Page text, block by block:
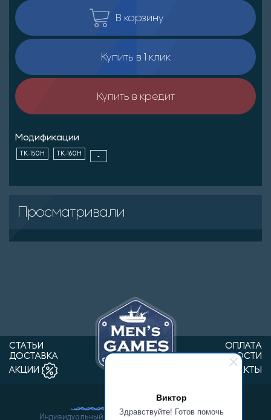
Виктор
Здравствуйте! Готов помочь
В корзину
Купить в 1 клик
Купить в кредит
Модификации
ТК-150Н ТК-160Н -
Просматривали
СТАТЬИ
ОПЛАТА
ДОСТАВКА
НОВОСТИ
АКЦИИ
КОНТАКТЫ
Индивидуальный предприниматель Ванин Виктор